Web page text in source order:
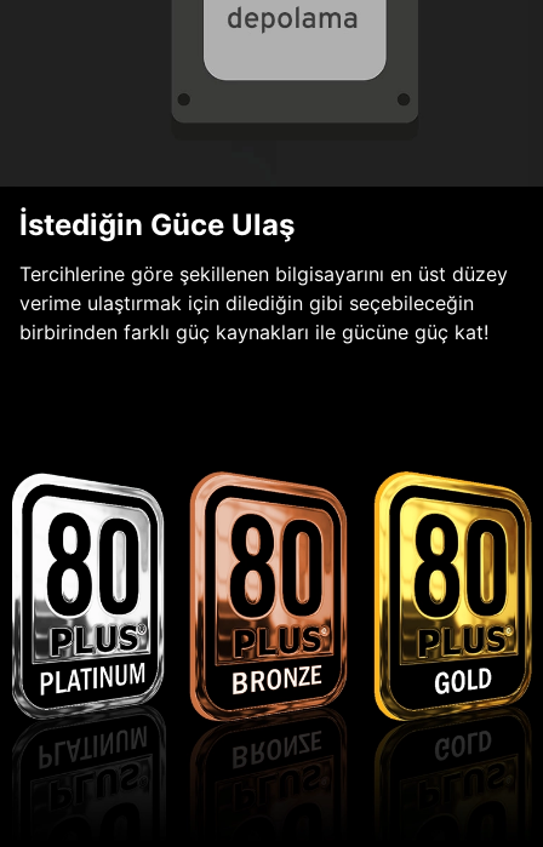
İstediğin Güce Ulaş
Tercihlerine göre şekillenen bilgisayarını en üst düzey
verime ulaştırmak için dilediğin gibi seçebileceğin
birbirinden farklı güç kaynakları ile gücüne güç kat!